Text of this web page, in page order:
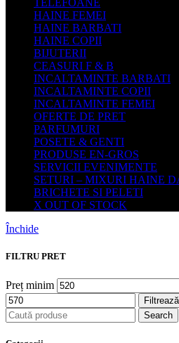
TELEFOANE
HAINE FEMEI
HAINE BARBATI
HAINE COPII
BIJUTERII
CEASURI F & B
INCALTAMINTE BARBATI
INCALTAMINTE COPII
INCALTAMINTE FEMEI
OFERTE DE PRET
PARFUMURI
POSETE & GENTI
PRODUSE EN-GROS
SERVICII EVENIMENTE
SETURI – MIXURI HAINE
BRICHETE SI PELETI
X OUT OF STOCK
Închide
FILTRU PRET
Preț minim
Filtrează
Search